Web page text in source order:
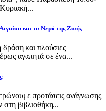
και το Νερό της Ζωής
και πλούσιες
αγαπητά σε ένα...
προτάσεις ανάγνωσης
βιβλιοθήκη...